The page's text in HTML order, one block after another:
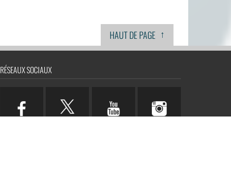
HAUT DE PAGE ↑
RÉSEAUX SOCIAUX